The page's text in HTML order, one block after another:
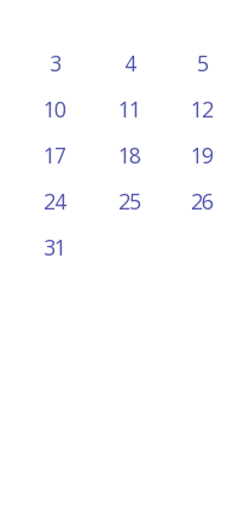
3
4 5
10
11 12
17
18 19
24
25 26
31